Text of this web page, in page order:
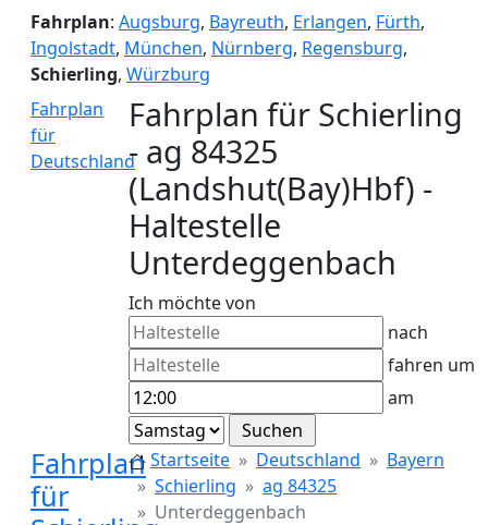
Fahrplan: Augsburg, Bayreuth, Erlangen, Fürth,
Ingolstadt, München, Nürnberg, Regensburg,
Schierling, Würzburg
Fahrplan
für
Deutschland
Fahrplan für Schierling
- ag 84325
(Landshut(Bay)Hbf) -
Haltestelle
Unterdeggenbach
Ich möchte von
nach
fahren um
am
Fahrplan
für
Startseite Deutschland
Bayern
Schierling
ag 84325
Unterdeggenbach